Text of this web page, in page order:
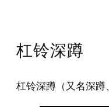
杠铃深蹲
杠铃深蹲（又名深